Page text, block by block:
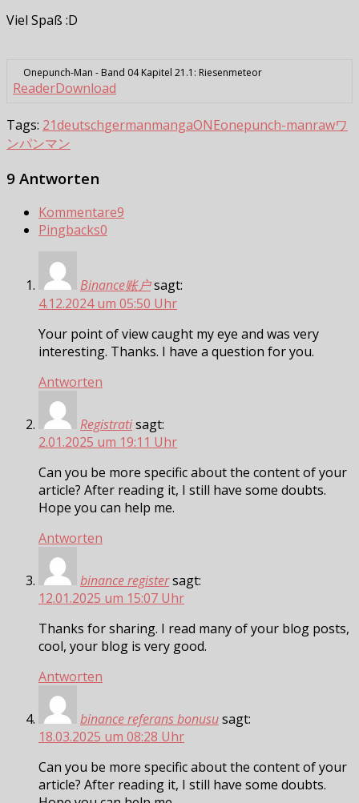
Viel Spaß :D
Onepunch-Man - Band 04 Kapitel 21.1: Riesenmeteor
ReaderDownload
Tags: 21deutschgermanmangaONEonepunch-manrawワ
ンパンマン
9 Antworten
Kommentare9
Pingbacks0
Binance账户sagt:
4.12.2024 um 05:50 Uhr
Your point of view caught my eye and was very
interesting. Thanks. I have a question for you.
Antworten
Registratisagt:
2.01.2025 um 19:11 Uhr
Can you be more specific about the content of your
article? After reading it, I still have some doubts.
Hope you can help me.
Antworten
binance registersagt:
12.01.2025 um 15:07 Uhr
Thanks for sharing. I read many of your blog posts,
cool, your blog is very good.
Antworten
binance referans bonususagt:
18.03.2025 um 08:28 Uhr
Can you be more specific about the content of your
article? After reading it, I still have some doubts.